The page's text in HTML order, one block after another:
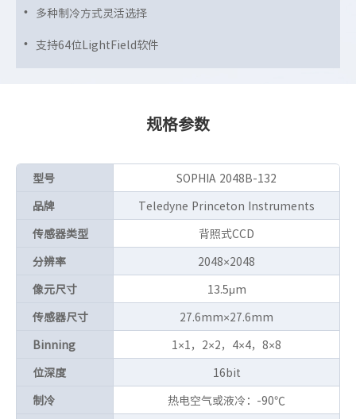
多种制冷方式灵活选择
支持64位LightField软件
规格参数
型号
SOPHIA 2048B-132
品牌
Teledyne Princeton Instruments
传感器类型
背照式CCD
分辨率
2048×2048
像元尺寸
13.5μm
传感器尺寸
27.6mm×27.6mm
Binning
1×1，2×2，4×4，8×8
位深度
16bit
制冷
热电空气或液冷：-90℃